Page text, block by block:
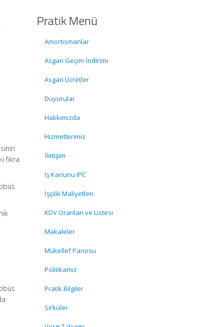
fıkra
Pratik Menü
Amortismanlar
Asgari Geçim İndirimi
Asgari Ücretler
Duyurular
Hakkımızda
Hizmetlerimiz
İletişim
İş Kanunu IPC
İşçilik Maliyetleri
KDV Oranları ve Listesi
Makaleler
Mükellef Panosu
Politikamız
Pratik Bilgiler
Sirküler